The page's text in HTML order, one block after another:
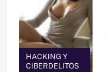
HACKING Y
CIBERDELITOS